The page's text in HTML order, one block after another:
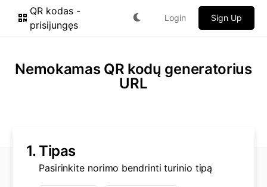
QR kodas -
prisijungęs
Login Sign Up
Nemokamas QR kodų generatorius
URL
1. Tipas
Pasirinkite norimo bendrinti turinio tipą